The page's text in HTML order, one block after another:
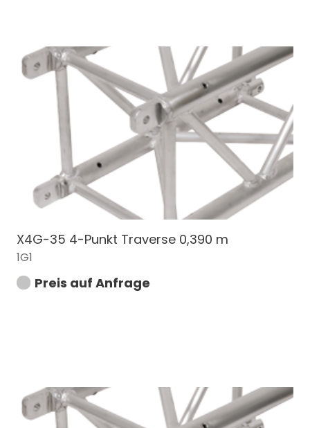
X4G-35 4-Punkt Traverse 0,390 m
1G1
Preis auf Anfrage